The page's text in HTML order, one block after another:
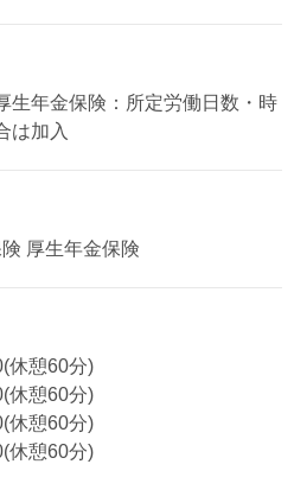
生年金保険：所定労働日数・時
は加入
厚生年金保険
休憩60分)
休憩60分)
休憩60分)
休憩60分)